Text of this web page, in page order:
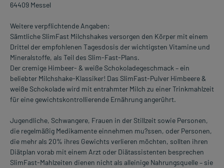
64409 Messel
Weitere verpflichtende Angaben:
Sämtliche SlimFast Milchshakes versorgen den Körper mit einem
Drittel der empfohlenen Tagesdosis der wichtigsten Vitamine und
Mineralstoffe, als Teil des Slim-Fast-Plans.
Der cremige Himbeer- & weiße Schokoladegeschmack – ein
beliebter Milchshake-Klassiker! Das SlimFast-Pulver Himbeere &
weiße Schokolade wird mit entrahmter Milch zu einer Trinkmahlzeit
für eine gewichtskontrollierende Ernährung angerührt.
Jugendliche, Schwangere, Frauen in der Stillzeit sowie Personen,
die regelmäßig Medikamente einnehmen mu?ssen, oder Personen,
die mehr als 20% ihres Gewichts verlieren möchten, sollten ihren
Diätplan vorab mit einem Arzt oder Diätassistenten besprechen
SlimFast-Mahlzeiten dienen nicht als alleinige Nahrungsquelle – sie